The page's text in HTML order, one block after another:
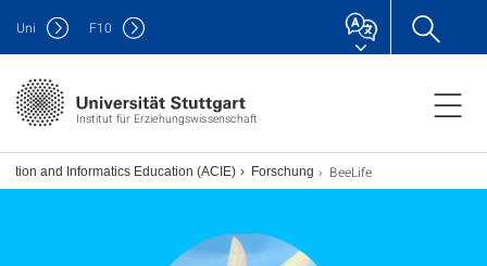
Institut für Erziehungswissenschaft
Uni F10
and Informatics Education (ACIE) Forschung BeeLife